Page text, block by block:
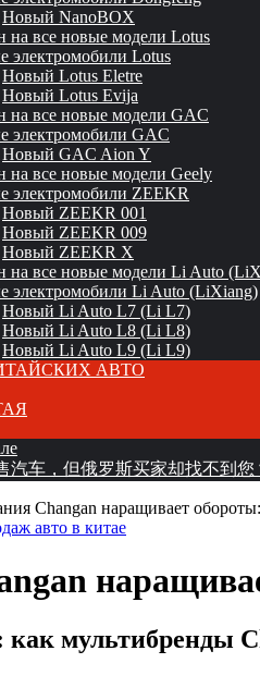
Новый NanoBOX
на все новые модели Lotus
электромобили Lotus
Новый Lotus Eletre
Новый Lotus Evija
на все новые модели GAC
электромобили GAC
Новый GAC Aion Y
на все новые модели Geely
электромобили ZEEKR
Новый ZEEKR 001
Новый ZEEKR 009
Новый ZEEKR X
на все новые модели Li Auto
электромобили Li Auto (LiXiang)
Новый Li Auto L7 (Li L7)
Новый Li Auto L8 (Li L8)
Новый Li Auto L9 (Li L9)
АВТО
汽车，但俄罗斯买家却找不到您
Changan наращивает
авто в китае
как мультибренды